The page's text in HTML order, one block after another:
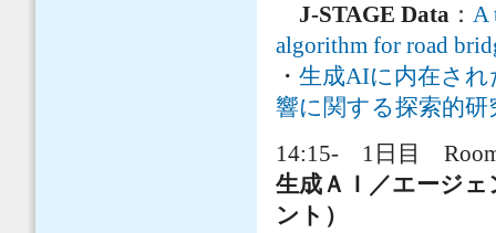
J-STAGE Data ： A
algorithm for road
・ 生成AIに内在され
響に関する探索的研
14:15- 1日目
生成ＡＩ／エージ
ント）